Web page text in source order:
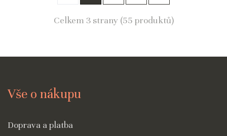
Celkem 3 strany (55 produktů)
Vše o nákupu
Doprava a platba